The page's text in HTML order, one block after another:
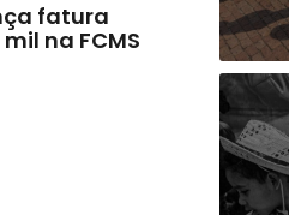
fatura
na FCMS